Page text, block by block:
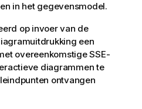
in het gegevensmodel.
op invoer van de
een
overeenkomstige SSE-
diagrammente
ontvangen